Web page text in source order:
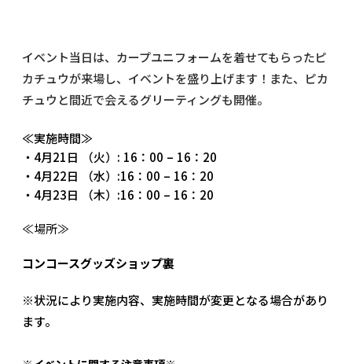
イベント当日は、カープユニフォームを着せてもらったピ
カチュウが来場し、イベントを盛り上げます！また、ピカ
チュウと間近で会えるグリーティングも開催。
≪実施時間≫
・4月21日 （火）: 16：00 – 16：20
・4月22日 （水）:16：00 – 16：20
・4月23日 （木）:16：00 – 16：20
≪場所≫
コンコースグッズショップ裏
※状況により実施内容、実施時間が変更となる場合があり
ます。